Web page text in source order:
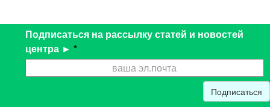
Подписаться на рассылку статей и новостей
центра ► *
Подписаться